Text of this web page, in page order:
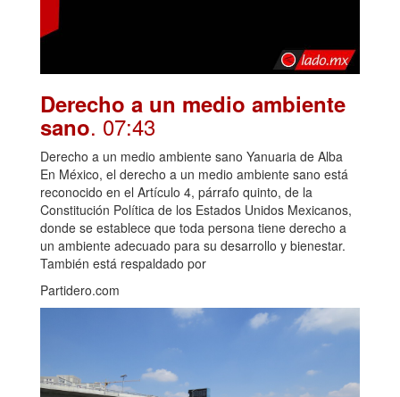
Derecho a un medio ambiente
sano. 07:43
Derecho a un medio ambiente sano Yanuaria de Alba
En México, el derecho a un medio ambiente sano está
reconocido en el Artículo 4, párrafo quinto, de la
Constitución Política de los Estados Unidos Mexicanos,
donde se establece que toda persona tiene derecho a
un ambiente adecuado para su desarrollo y bienestar.
También está respaldado por
Partidero.com